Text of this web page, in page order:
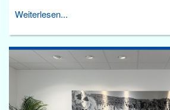
Weiterlesen...